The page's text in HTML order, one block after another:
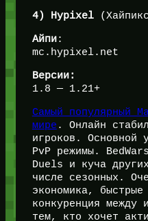
4) Hypixel
Айпи:
mc.hypixel.net
Версии:
1.8 — 1.21+
Самый популярный
мире . Онлайн
игроков. Основной
PvP режимы.
Duels и куча
числе сезонных.
экономика,
конкуренция между
тем, кто хочет